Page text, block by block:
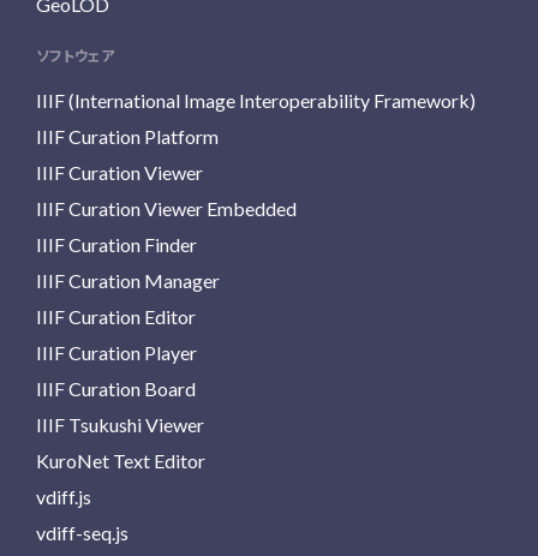
ソフトウェア
IIIF (International Image Interoperability Framework)
IIIF Curation Platform
IIIF Curation Viewer
IIIF Curation Viewer Embedded
IIIF Curation Finder
IIIF Curation Manager
IIIF Curation Editor
IIIF Curation Player
IIIF Curation Board
IIIF Tsukushi Viewer
KuroNet Text Editor
vdiff.js
vdiff-seq.js